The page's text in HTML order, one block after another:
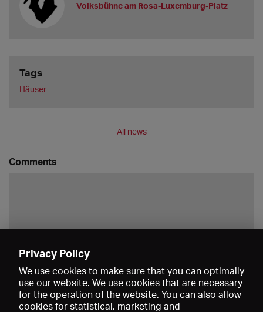
Volksbühne am Rosa-Luxemburg-Platz
Tags
Häuser
All news
Comments
Privacy Policy
We use cookies to make sure that you can optimally
use our website. We use cookies that are necessary
for the operation of the website. You can also allow
cookies for statistical, marketing and